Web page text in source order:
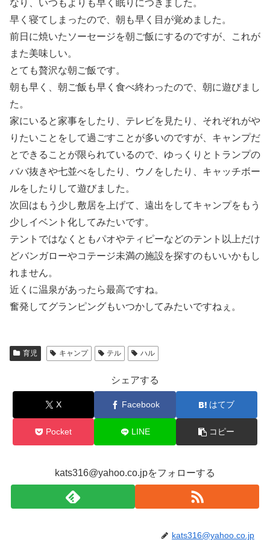
なり、いつもよりも早く眠りにつきました。
早く寝てしまったので、朝も早く目が覚めました。
前日に焼いたソーセージを朝ご飯にするのですが、これが
また美味しい。
とても贅沢な朝ご飯です。
朝も早く、朝ご飯も早く食べ終わったので、朝に遊びまし
た。
家にいると家事をしたり、テレビを見たり、それぞれがや
りたいことをして過ごすことが多いのですが、キャンプだ
とできることが限られているので、ゆっくりとトランプの
ババ抜きや七並べをしたり、ウノをしたり、キャッチボー
ルをしたりして遊びました。
次回はもう少し敷居を上げて、遠出をしてキャンプをもう
少しイベント化してみたいです。
テントではなくともパオやティピーなどのテント以上だけ
どバンガローやコテージ未満の施設を探すのもいいかもし
れません。
近くに温泉があったら最高ですね。
奮発してグランピングもいつかしてみたいですねぇ。
育児 キャンプ テル ハル
シェアする
X Facebook はてブ
Pocket LINE コピー
kats316@yahoo.co.jpをフォローする
kats316@yahoo.co.jp